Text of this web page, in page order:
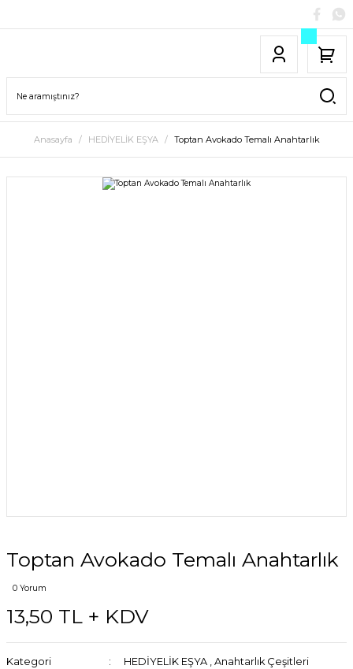
Anasayfa HEDİYELİK EŞYA Toptan Avokado Temalı Anahtarlık
Toptan Avokado Temalı Anahtarlık
0 Yorum
13,50 TL + KDV
Kategori HEDİYELİK EŞYA , Anahtarlık Çeşitleri